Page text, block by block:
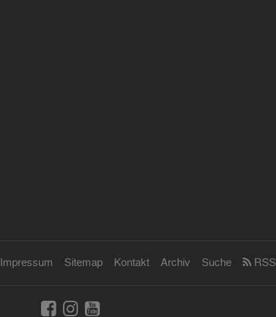
Impressum Sitemap Kontakt Archiv Suche